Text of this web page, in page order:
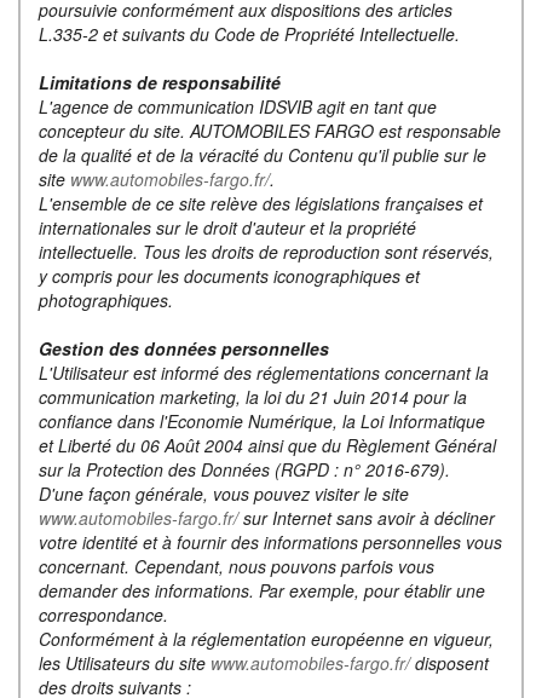
poursuivie conformément aux dispositions des articles
L.335-2 et suivants du Code de Propriété Intellectuelle.
Limitations de responsabilité
L'agence de communication IDSVIB agit en tant que
concepteur du site. AUTOMOBILES FARGO est responsable
de la qualité et de la véracité du Contenu qu'il publie sur le
site www.automobiles-fargo.fr/.
L'ensemble de ce site relève des législations françaises et
internationales sur le droit d'auteur et la propriété
intellectuelle. Tous les droits de reproduction sont réservés,
y compris pour les documents iconographiques et
photographiques.
Gestion des données personnelles
L'Utilisateur est informé des réglementations concernant la
communication marketing, la loi du 21 Juin 2014 pour la
confiance dans l'Economie Numérique, la Loi Informatique
et Liberté du 06 Août 2004 ainsi que du Règlement Général
sur la Protection des Données (RGPD : n° 2016-679).
D'une façon générale, vous pouvez visiter le site
www.automobiles-fargo.fr/sur Internet sans avoir à décliner
votre identité et à fournir des informations personnelles vous
concernant. Cependant, nous pouvons parfois vous
demander des informations. Par exemple, pour établir une
correspondance.
Conformément à la réglementation européenne en vigueur,
les Utilisateurs du site www.automobiles-fargo.fr/disposent
des droits suivants :